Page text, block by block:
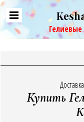
Купить